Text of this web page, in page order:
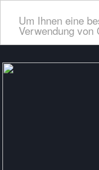
Um Ihnen eine
Verwendung